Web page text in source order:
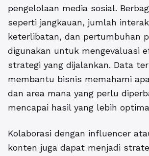
pengelolaan media sosial.
seperti jangkauan, jumlah
keterlibatan, dan pertumbuhan
digunakan untuk mengevaluasi
strategi yang dijalankan. Data
membantu bisnis memahami
dan area mana yang perlu
mencapai hasil yang lebih
Kolaborasi dengan influencer
konten juga dapat menjadi